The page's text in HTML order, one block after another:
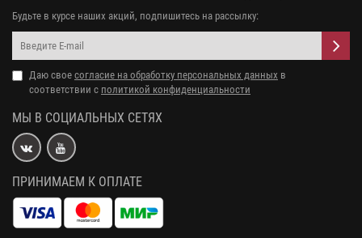
Будьте в курсе наших акций, подпишитесь на рассылку:
Даю свое согласие на обработку персональных данных в
соответствии с политикой конфиденциальности
МЫ В СОЦИАЛЬНЫХ СЕТЯХ
ПРИНИМАЕМ К ОПЛАТЕ